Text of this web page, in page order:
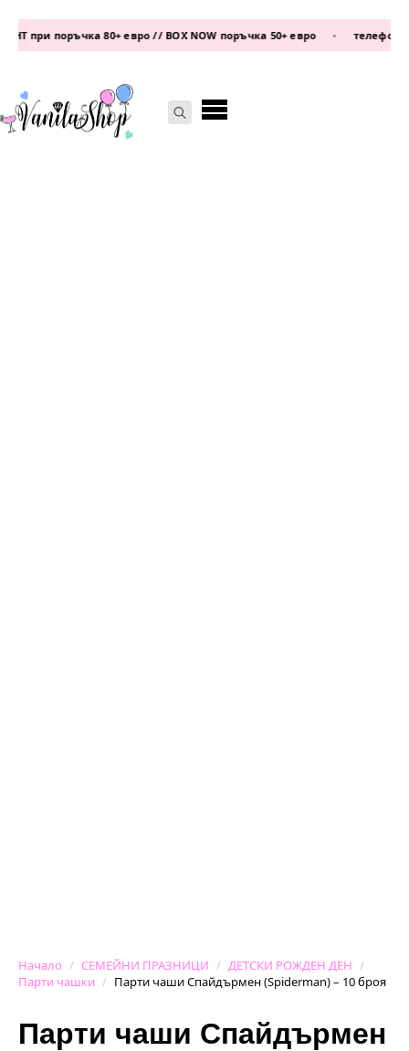
поръчка 80+ евро // BOX NOW поръчка 50+ евро • телефон:
Начало СЕМЕЙНИ ПРАЗНИЦИ
ДЕТСКИ РОЖДЕН ДЕН
Парти чашки
Парти чаши Спайдърмен (Spiderman) – 10 броя
Парти чаши Спайдърмен